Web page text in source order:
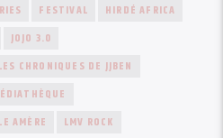
FESTIVAL
HIRDÉ AFRICA
JOJO 3.0
CHRONIQUES DE JJBEN
AMÈRE
LMV ROCK